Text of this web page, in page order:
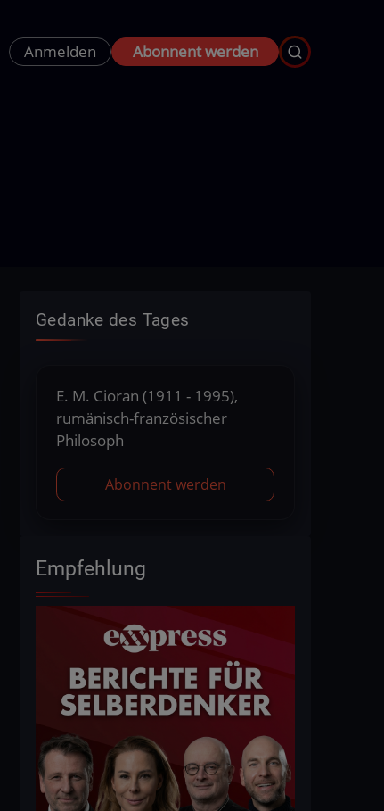
Anmelden Abonnent werden
Gedanke des Tages
E. M. Cioran (1911 - 1995),
rumänisch-französischer
Philosoph
Abonnent werden
Empfehlung